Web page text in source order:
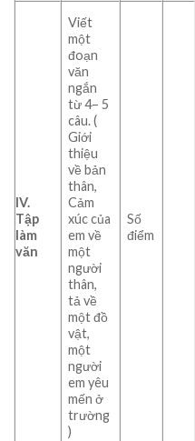
IV.
Tập
làm
văn
Viết
một
đoạn
văn
ngắn
từ 4– 5
câu. (
Giới
thiệu
về bản
thân,
Cảm
xúc của
em về
một
người
thân,
tả về
một đồ
vật,
một
người
em yêu
mến ở
trường
)
Số
điểm